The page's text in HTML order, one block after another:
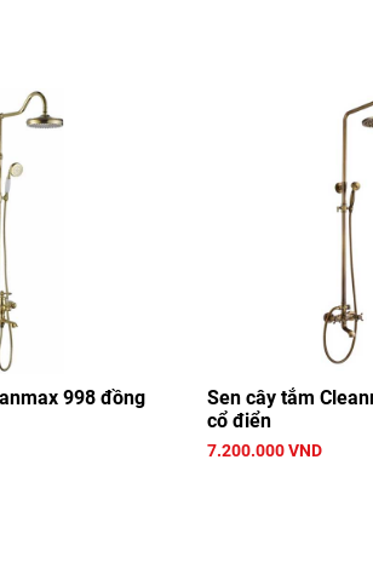
998 đồng
Sen cây tắm
cổ điển
7.200.000 VND